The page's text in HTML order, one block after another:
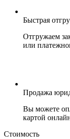
Быстрая
Отгружаем
или
Продажа
Вы можете
картой
Стоимость